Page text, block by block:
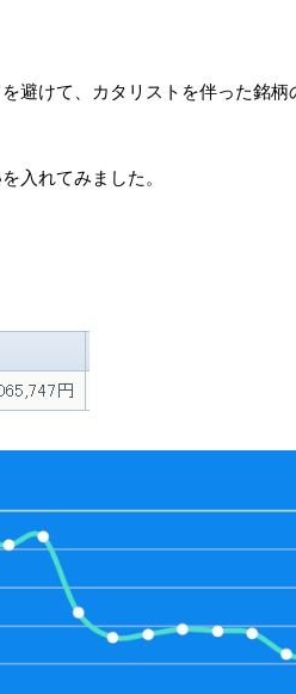
避けて、カタリストを伴った銘柄
入れてみました。